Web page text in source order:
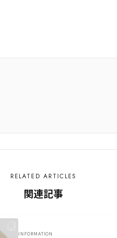
RELATED ARTICLES
関連記事
INFORMATION